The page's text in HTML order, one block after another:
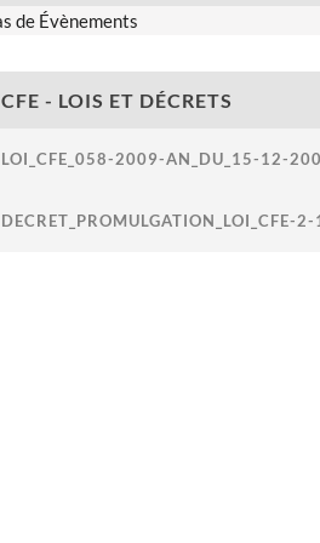
de Évènements
CFE - LOIS ET DÉCRETS
LOI_CFE_058-2009-AN_DU_15-12-
DECRET_PROMULGATION_LOI_CFE-2-